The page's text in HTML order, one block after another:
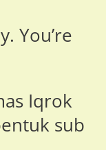
You’re
Iqrok
sub